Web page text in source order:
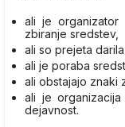
ali je organizator
zbiranje sredstev,
ali so prejeta
ali je poraba
ali obstajajo znaki
ali je
dejavnost.